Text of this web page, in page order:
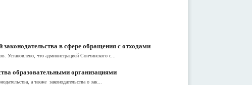
в сфере обращения с отходами
Установлено, что администрацией Сончинского с...
образовательными организациями
а также законодательства о зак...